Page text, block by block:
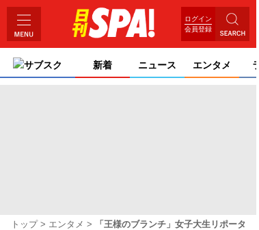
ログイン
会員登録
サブスク 新着 ニュース エンタメ
トップ エンタメ
「王様のブランチ」女子大生リポータ